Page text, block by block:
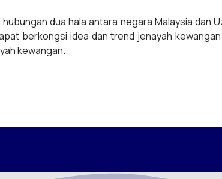
dua hala antara negara Malaysia dan
berkongsi idea dan trend jenayah
kewangan.